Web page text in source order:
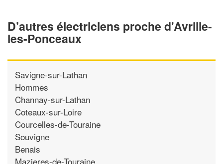
D’autres électriciens proche d'Avrille-
les-Ponceaux
Savigne-sur-Lathan
Hommes
Channay-sur-Lathan
Coteaux-sur-Loire
Courcelles-de-Touraine
Souvigne
Benais
Mazieres-de-Touraine